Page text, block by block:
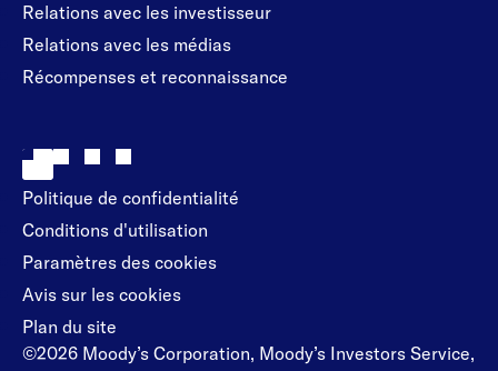
Relations avec les investisseur
Relations avec les médias
Récompenses et reconnaissance
Politique de confidentialité
Conditions d'utilisation
Paramètres des cookies
Avis sur les cookies
Plan du site
©2026 Moody’s Corporation, Moody’s Investors Service,